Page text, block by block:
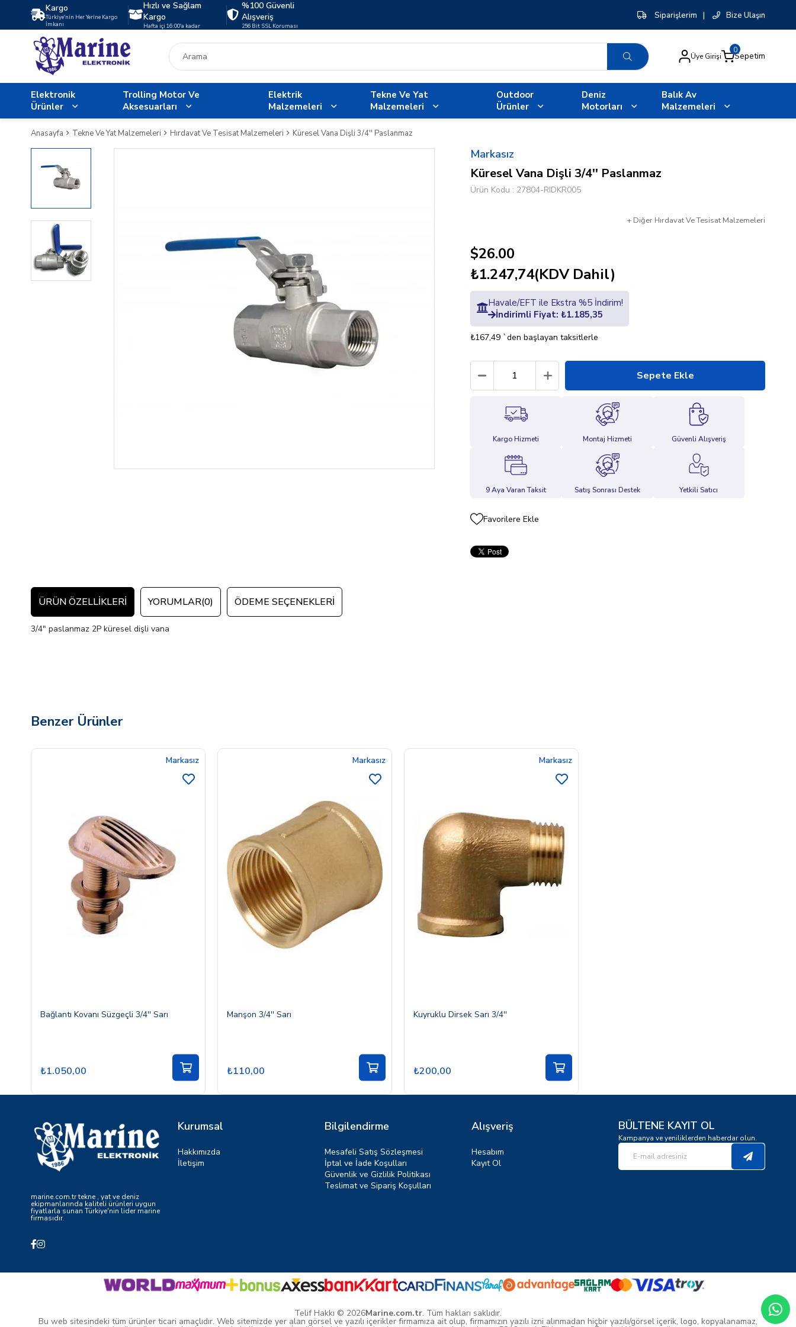
Kargo
Türkiye'nin Her Yerine Kargo
İmkanı
Hızlı ve Sağlam
Kargo
Hafta içi 16:00'a kadar
%100 Güvenli
Alışveriş
256 Bit SSL Koruması
Siparişlerim | Bize Ulaşın
Üye Girişi Sepetim
0
Elektronik
Ürünler
Trolling Motor Ve
Aksesuarları
Elektrik
Malzemeleri
Tekne Ve Yat
Malzemeleri
Outdoor
Ürünler
Deniz
Motorları
Balık Av
Malzemeleri
Anasayfa Tekne Ve Yat Malzemeleri Hırdavat Ve Tesisat Malzemeleri Küresel Vana Dişli 3/4'' Paslanmaz
Markasız
Küresel Vana Dişli 3/4'' Paslanmaz
Ürün Kodu 27804-RIDKR005
+ Diğer Hırdavat Ve Tesisat Malzemeleri
$26.00
₺1.247,74(KDV Dahil)
Havale/EFT ile Ekstra %5 İndirim!
İndirimli Fiyat: ₺1.185,35
₺167,49 `den başlayan taksitlerle
Kargo Hizmeti Montaj Hizmeti Güvenli Alışveriş
9 Aya Varan Taksit Satış Sonrası Destek Yetkili Satıcı
Favorilere Ekle
ÜRÜN ÖZELLIKLERI YORUMLAR(0) ÖDEME SEÇENEKLERI
3/4" paslanmaz 2P küresel dişli vana
Benzer Ürünler
Markasız
Bağlantı Kovanı Süzgeçli 3/4'' Sarı
₺1.050,00
Markasız
Manşon 3/4'' Sarı
₺110,00
Markasız
Kuyruklu Dirsek Sarı 3/4''
₺200,00
marine.com.tr tekne , yat ve deniz
ekipmanlarında kaliteli ürünleri uygun
fiyatlarla sunan Türkiye'nin lider marine
firmasıdır.
Kurumsal
Hakkımızda
İletişim
Bilgilendirme
Mesafeli Satış Sözleşmesi
İptal ve İade Koşulları
Güvenlik ve Gizlilik Politikası
Teslimat ve Sipariş Koşulları
Alışveriş
Hesabım
Kayıt Ol
BÜLTENE KAYIT OL
Kampanya ve yeniliklerden haberdar olun.
Telif Hakkı © 2026Marine.com.tr. Tüm hakları saklıdır.
Bu web sitesindeki tüm ürünler ticari amaçlıdır. Web sitemizde yer alan görsel ve yazılı içerikler firmamıza ait olup, firmamızın yazılı izni alınmadan hiçbir yazılı/görsel içerik, logo, kopyalanamaz,